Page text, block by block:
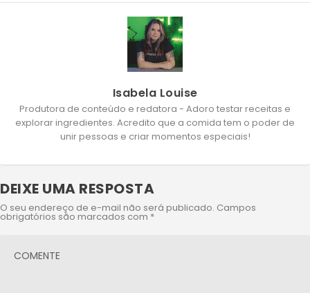
Isabela Louise
Produtora de conteúdo e redatora - Adoro testar receitas e
explorar ingredientes. Acredito que a comida tem o poder de
unir pessoas e criar momentos especiais!
DEIXE UMA RESPOSTA
O seu endereço de e-mail não será publicado. Campos
obrigatórios são marcados com *